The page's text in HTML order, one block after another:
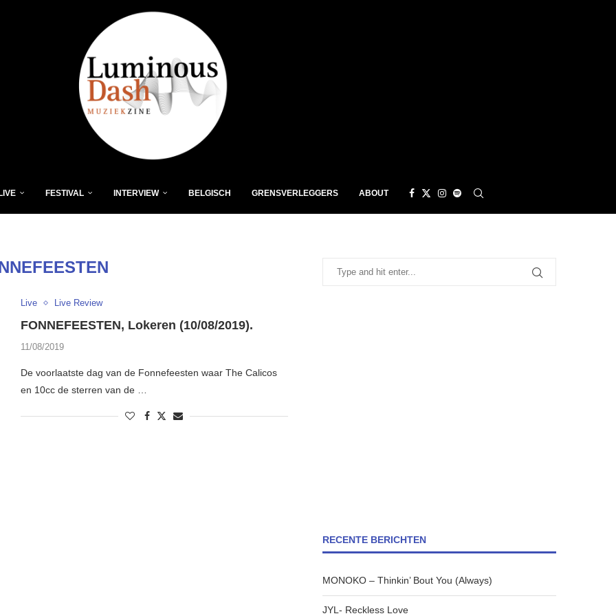
FESTIVAL INTERVIEW BELGISCH GRENSVERLEGGERS ABOUT
Live Live Review
FONNEFEESTEN, Lokeren (10/08/2019).
11/08/2019
De voorlaatste dag van de Fonnefeesten waar The Calicos
en 10cc de sterren van de …
RECENTE BERICHTEN
MONOKO – Thinkin’ Bout You (Always)
JYL- Reckless Love